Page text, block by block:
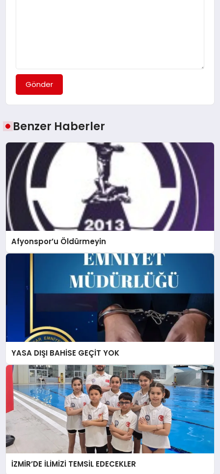
Gönder
Benzer Haberler
Afyonspor’u Öldürmeyin
YASA DIŞI BAHİSE GEÇİT YOK
İZMİR’DE İLİMİZİ TEMSİL EDECEKLER